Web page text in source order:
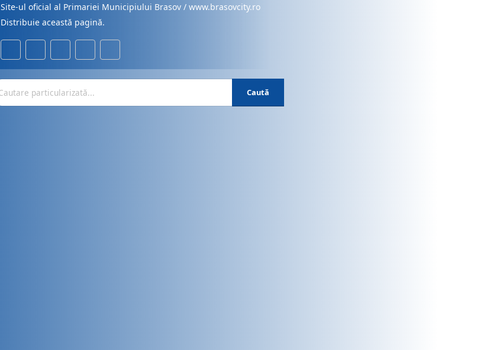
Site-ul oficial al Primariei Municipiului Brasov / www.brasovcity.ro
Distribuie această pagină.
Caută